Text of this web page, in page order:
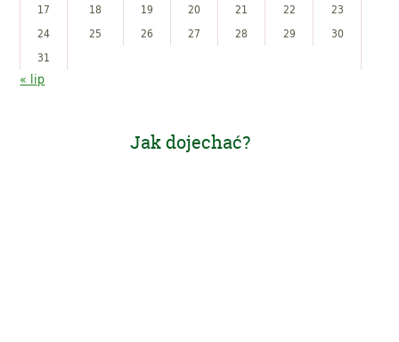
17
18 19 20 21 22
23
24
25 26 27 28 29
30
31
« lip
Jak dojechać?